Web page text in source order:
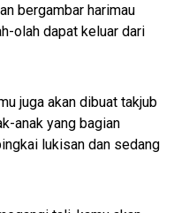
bergambar harimau
olah dapat keluar dari
juga akan dibuat takjub
anak yang bagian
lukisan dan sedang